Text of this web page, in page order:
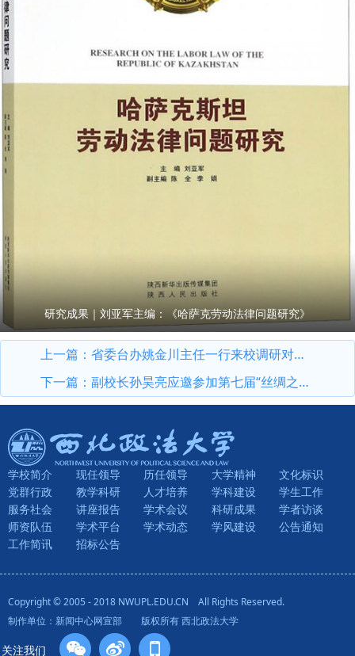
研究成果｜刘亚军主编：《哈萨克劳动法律问题研究》
上一篇： 省委台办姚金川主任一行来校调研对台工作
下一篇： 副校长孙昊亮应邀参加第七届“丝绸之路”沿线国家法治合作高端论坛
学校简介 现任领导 历任领导 大学精神
文化标识
党群行政
教学科研 人才培养 学科建设
学生工作
服务社会
讲座报告 学术会议 科研成果
学者访谈
师资队伍
学术平台 学术动态 学风建设
公告通知
工作简讯
招标公告
Copyright © 2005 - 2018 NWUPL.EDU.CN All Rights Reserved.
制作单位：新闻中心网宣部 版权所有 西北政法大学
关注我们